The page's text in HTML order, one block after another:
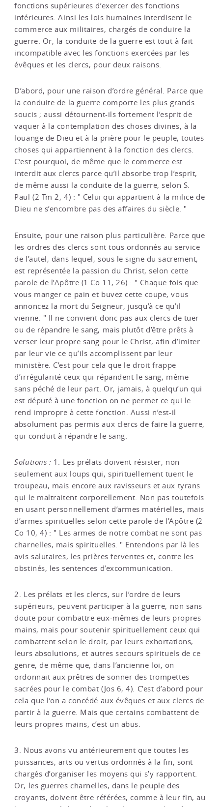
fonctions supérieures d’exercer des fonctions
inférieures. Ainsi les lois humaines interdisent le
commerce aux militaires, chargés de conduire la
guerre. Or, la conduite de la guerre est tout à fait
incompatible avec les fonctions exercées par les
évêques et les clercs, pour deux raisons.
D’abord, pour une raison d’ordre général. Parce que
la conduite de la guerre comporte les plus grands
soucis ; aussi détournent-ils fortement l’esprit de
vaquer à la contemplation des choses divines, à la
louange de Dieu et à la prière pour le peuple, toutes
choses qui appartiennent à la fonction des clercs.
C’est pourquoi, de même que le commerce est
interdit aux clercs parce qu’il absorbe trop l’esprit,
de même aussi la conduite de la guerre, selon S.
Paul (2 Tm 2, 4) : " Celui qui appartient à la milice de
Dieu ne s’encombre pas des affaires du siècle. "
Ensuite, pour une raison plus particulière. Parce que
les ordres des clercs sont tous ordonnés au service
de l’autel, dans lequel, sous le signe du sacrement,
est représentée la passion du Christ, selon cette
parole de l’Apôtre (1 Co 11, 26) : " Chaque fois que
vous manger ce pain et buvez cette coupe, vous
annoncez la mort du Seigneur, jusqu’à ce qu’il
vienne. " Il ne convient donc pas aux clercs de tuer
ou de répandre le sang, mais plutôt d’être prêts à
verser leur propre sang pour le Christ, afin d’imiter
par leur vie ce qu’ils accomplissent par leur
ministère. C’est pour cela que le droit frappe
d’irrégularité ceux qui répandent le sang, même
sans péché de leur part. Or, jamais, à quelqu’un qui
est député à une fonction on ne permet ce qui le
rend impropre à cette fonction. Aussi n’est-il
absolument pas permis aux clercs de faire la guerre,
qui conduit à répandre le sang.
Solutions : 1. Les prélats doivent résister, non
seulement aux loups qui, spirituellement tuent le
troupeau, mais encore aux ravisseurs et aux tyrans
qui le maltraitent corporellement. Non pas toutefois
en usant personnellement d’armes matérielles, mais
d’armes spirituelles selon cette parole de l’Apôtre (2
Co 10, 4) : " Les armes de notre combat ne sont pas
charnelles, mais spirituelles. " Entendons par là les
avis salutaires, les prières ferventes et, contre les
obstinés, les sentences d’excommunication.
2. Les prélats et les clercs, sur l’ordre de leurs
supérieurs, peuvent participer à la guerre, non sans
doute pour combattre eux-mêmes de leurs propres
mains, mais pour soutenir spirituellement ceux qui
combattent selon le droit, par leurs exhortations,
leurs absolutions, et autres secours spirituels de ce
genre, de même que, dans l’ancienne loi, on
ordonnait aux prêtres de sonner des trompettes
sacrées pour le combat (Jos 6, 4). C’est d’abord pour
cela que l’on a concédé aux évêques et aux clercs de
partir à la guerre. Mais que certains combattent de
leurs propres mains, c’est un abus.
3. Nous avons vu antérieurement que toutes les
puissances, arts ou vertus ordonnés à la fin, sont
chargés d’organiser les moyens qui s’y rapportent.
Or, les guerres charnelles, dans le peuple des
croyants, doivent être référées, comme à leur fin, au